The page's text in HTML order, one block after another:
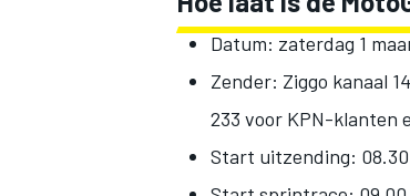
Datum: zaterdag 1
Zender: Ziggo kanaal
233 voor KPN-klanten
Start uitzending: